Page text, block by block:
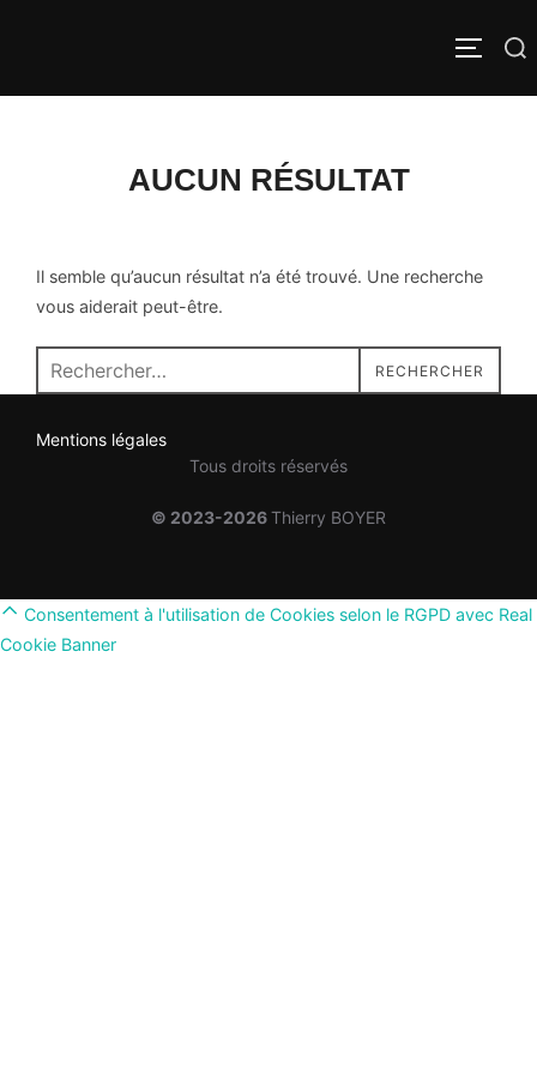
Rechercher :
AUCUN RÉSULTAT
Il semble qu’aucun résultat n’a été trouvé. Une recherche
vous aiderait peut-être.
Recherche
pour :
RECHERCHER
Mentions légales
Tous droits réservés
© 2023-2026Thierry BOYER
Scroll
to
Consentement à l'utilisation de Cookies selon le RGPD avec Real
Cookie Banner